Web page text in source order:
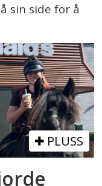
sin side for å
PLUSS